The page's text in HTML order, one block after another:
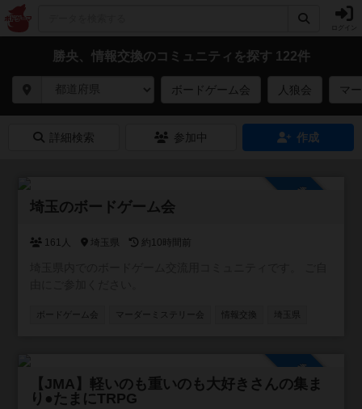
勝央、情報交換のコミュニティを探す 122件
ボードゲーム会 人狼会 マ
詳細検索 参加中 作成
埼玉のボードゲーム会
161人 埼玉県 約10時間前
ボードゲーム会 マーダーミステリー会 情報交換
参加自由
【JMA】軽いのも重いのも大好きさんの集ま
り●たまにTRPG